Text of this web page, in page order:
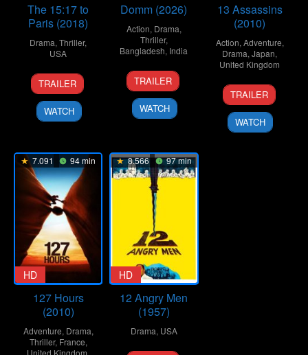
The 15:17 to
Paris (2018)
Drama,Thriller,
USA
7
Feb
2018
Clint
Eastwood
TRAILER
WATCH
Domm (2026)
Action, Drama,
Thriller,
Bangladesh, India
21
Mar
2026
Redoan
Rony
TRAILER
WATCH
13 Assassins
(2010)
Action, Adventure,
Drama,Japan,
United Kingdom
25
Sep
2010
Takashi
Miike
TRAILER
WATCH
7.091 94 min
HD
127 Hours
(2010)
Adventure, Drama,
Thriller, France,
United Kingdom,
8.566 97 min
HD
12 Angry Men
(1957)
Drama, USA